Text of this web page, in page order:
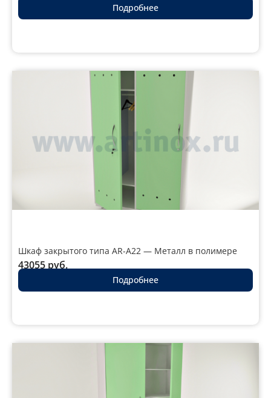
Подробнее
Шкаф закрытого типа AR-A22 — Металл в полимере
43055 руб.
Подробнее